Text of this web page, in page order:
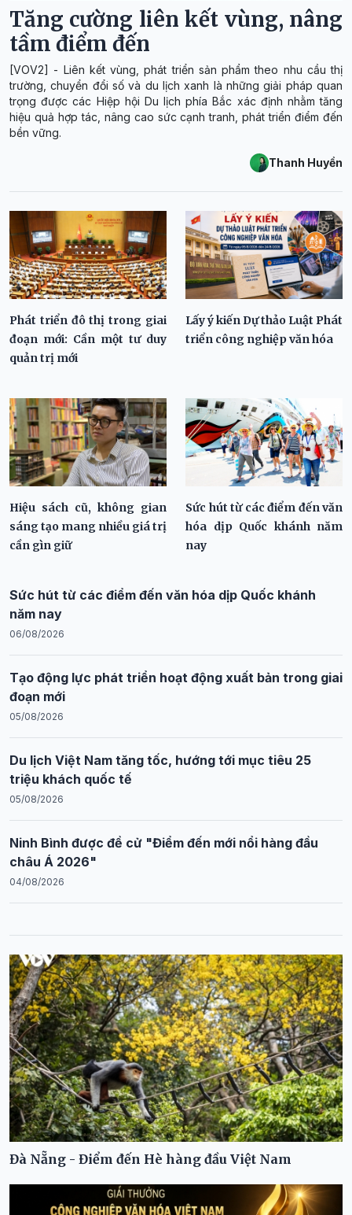
Tăng cường liên kết vùng, nâng
tầm điểm đến
[VOV2] - Liên kết vùng, phát triển sản phẩm theo nhu cầu thị
trường, chuyển đổi số và du lịch xanh là những giải pháp quan
trọng được các Hiệp hội Du lịch phía Bắc xác định nhằm tăng
hiệu quả hợp tác, nâng cao sức cạnh tranh, phát triển điểm đến
bền vững.
Thanh Huyền
Phát triển đô thị trong giai
đoạn mới: Cần một tư duy
quản trị mới
Lấy ý kiến Dự thảo Luật Phát
triển công nghiệp văn hóa
Hiệu sách cũ, không gian
sáng tạo mang nhiều giá trị
cần gìn giữ
Sức hút từ các điểm đến văn
hóa dịp Quốc khánh năm
nay
Sức hút từ các điểm đến văn hóa dịp Quốc khánh
năm nay
06/08/2026
Tạo động lực phát triển hoạt động xuất bản trong giai
đoạn mới
05/08/2026
Du lịch Việt Nam tăng tốc, hướng tới mục tiêu 25
triệu khách quốc tế
05/08/2026
Ninh Bình được đề cử "Điểm đến mới nổi hàng đầu
châu Á 2026"
04/08/2026
Đà Nẵng - Điểm đến Hè hàng đầu Việt Nam